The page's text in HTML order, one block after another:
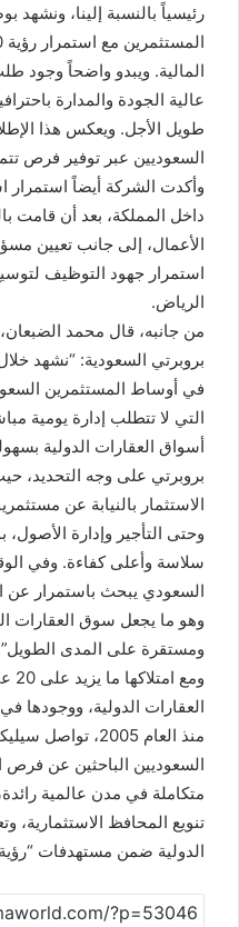
رئيسياً بالنسبة إلينا،
المالية. ويبدو واضحاً وجود
عالية الجودة والمدارة
طويل الأجل. ويعكس هذا
السعوديين عبر توفير فرص
وأكدت الشركة أيضاً استمرار
داخل المملكة، بعد أن قامت
الأعمال، إلى جانب تعيين
استمرار جهود التوظيف
الرياض.
من جانبه، قال محمد
بروبرتي السعودية: “نشهد
في أوساط المستثمرين
التي لا تتطلب إدارة يومية
أسواق العقارات الدولية
بروبرتي على وجه التحديد،
الاستثمار بالنيابة عن
وحتى التأجير وإدارة الأصول،
سلاسة وأعلى كفاءة. وفي
السعودي يبحث باستمرار عن
وهو ما يجعل سوق العقارات
ومستقرة على المدى
العقارات الدولية، ووجودها
منذ العام 2005،
السعوديين الباحثين عن فرص
متكاملة في مدن عالمية
تنويع المحافظ الاستثمارية،
الدولية ضمن مستهدفات “رؤية